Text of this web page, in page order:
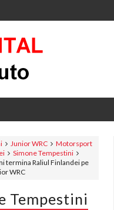
Junior WRC
Motorsport
Simone Tempestini
termina Raliul Finlandei pe
WRC
Tempestini